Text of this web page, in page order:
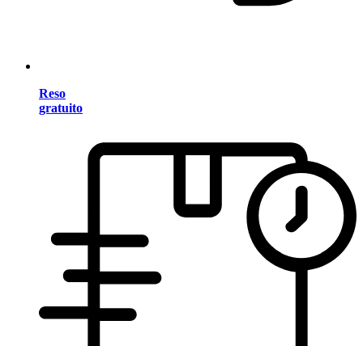
Reso
gratuito